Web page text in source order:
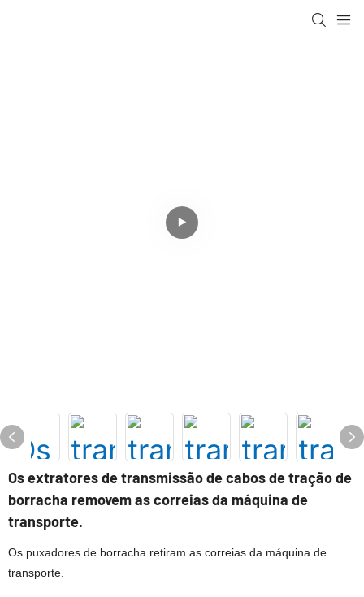
Os extratores de transmissão de cabos de tração de
borracha removem as correias da máquina de
transporte.
Os puxadores de borracha retiram as correias da máquina de
transporte.